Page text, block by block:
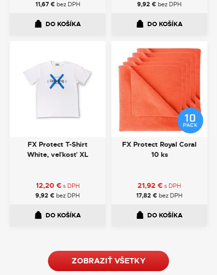
11,67€ bez DPH
DO KOŠÍKA
9,92 € bez DPH
DO KOŠÍKA
FX Protect T-Shirt
White, veľkosť XL
12,20 € s DPH
9,92 € bez DPH
DO KOŠÍKA
FX Protect Royal Coral
10 ks
21,92 €s DPH
17,82 € bez DPH
DO KOŠÍKA
ZOBRAZIŤ VŠETKY